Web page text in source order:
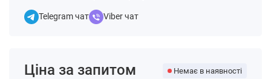
Telegram чат Viber чат
Ціна за запитом Немає в наявності